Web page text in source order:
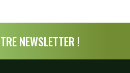
NEWSLETTER !